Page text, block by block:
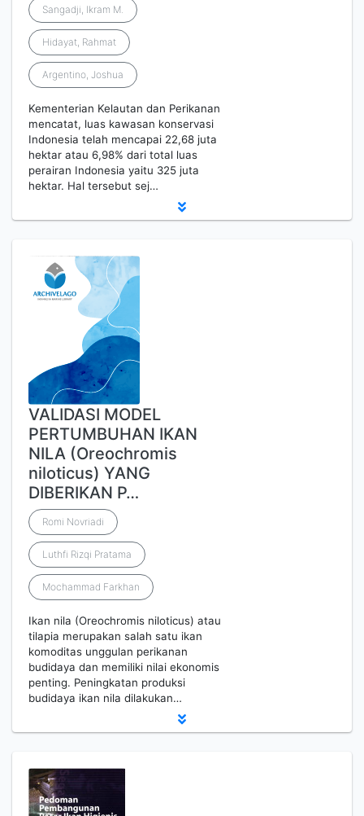
Sangadji, Ikram M.
Hidayat, Rahmat
Argentino, Joshua
Kementerian Kelautan dan Perikanan
mencatat, luas kawasan konservasi
Indonesia telah mencapai 22,68 juta
hektar atau 6,98% dari total luas
perairan Indonesia yaitu 325 juta
hektar. Hal tersebut sej…
VALIDASI MODEL
PERTUMBUHAN IKAN
NILA (Oreochromis
niloticus) YANG
DIBERIKAN P…
Romi Novriadi
Luthfi Rizqi Pratama
Mochammad Farkhan
Ikan nila (Oreochromis niloticus) atau
tilapia merupakan salah satu ikan
komoditas unggulan perikanan
budidaya dan memiliki nilai ekonomis
penting. Peningkatan produksi
budidaya ikan nila dilakukan…